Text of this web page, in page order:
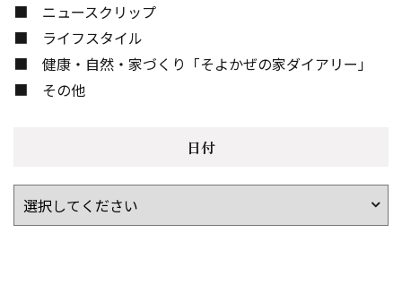
ニュースクリップ
ライフスタイル
健康・自然・家づくり「そよかぜの家ダイアリー」
その他
日付